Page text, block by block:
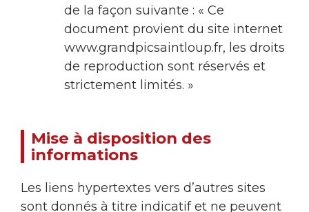
de la façon suivante : « Ce
document provient du site internet
www.grandpicsaintloup.fr, les droits
de reproduction sont réservés et
strictement limités. »
Mise à disposition des
informations
Les liens hypertextes vers d’autres sites
sont donnés à titre indicatif et ne peuvent